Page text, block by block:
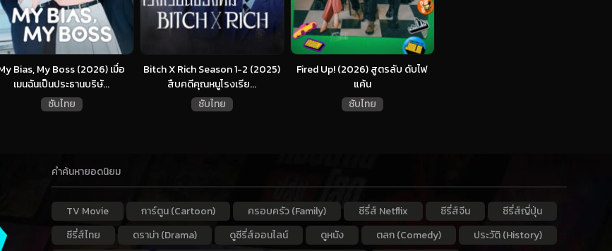
Bias, My Boss (2026) เมื่อ
เมนฉันเป็นประธานบริษั...
ซับไทย
Bitch X Rich Season 1-2 (2025)
สืบคดีคุณหนูโรงเรีย...
ซับไทย
Fired Up! (2026) สูตรลับ ดับไฟ
แค้น
ซับไทย
คำค้นหายอดนิยม
TV Movie การ์ตูน (Cartoon) ครอบครัว (Family) ซีรี่ส์ Netflix ซีรี่ส์จีน
ซีรี่ส์ญี่ปุ่น
ซีรี่ส์ไทย
ดราม่า (Drama) ดูซีรี่ส์ออนไลน์ ดูหนัง ตลก (Comedy)
ประวัติ (History)